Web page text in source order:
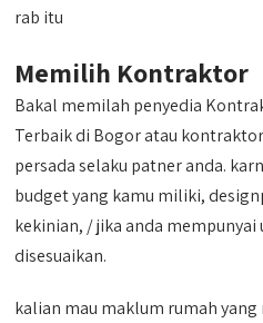
rab itu
Memilih Kontraktor
Bakal memilah penyedia
Terbaik di Bogor atau
persada selaku patner anda.
budget yang kamu miliki,
kekinian, / jika anda mempunyai
disesuaikan.
kalian mau maklum rumah